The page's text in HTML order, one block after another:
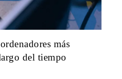
más
del tiempo